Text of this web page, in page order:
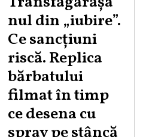
,
nul din „iubire”.
Ce sancțiuni
riscă. Replica
bărbatului
filmat în timp
ce desena cu